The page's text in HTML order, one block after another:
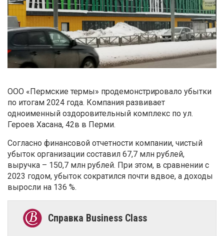
ООО «Пермские термы» продемонстрировало убытки
по итогам 2024 года. Компания развивает
одноименный оздоровительный комплекс по ул.
Героев Хасана, 42в в Перми.
Согласно финансовой отчетности компании, чистый
убыток организации составил 67,7 млн рублей,
выручка – 150,7 млн рублей. При этом, в сравнении с
2023 годом, убыток сократился почти вдвое, а доходы
выросли на 136 %.